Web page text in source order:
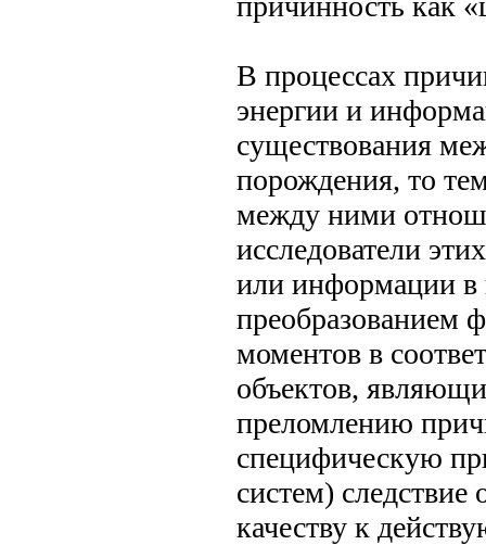
В процессах
энергии и
существования
порождения, то
между ними
исследователи
или информации в
преобразованием
моментов в
объектов,
преломлению
специфическую
систем)
качеству к